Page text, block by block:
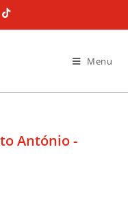
Menu
António -